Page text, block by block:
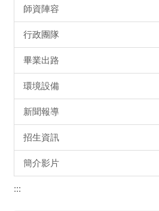
師資陣容
行政團隊
畢業出路
環境設備
新聞報導
招生資訊
簡介影片
:::